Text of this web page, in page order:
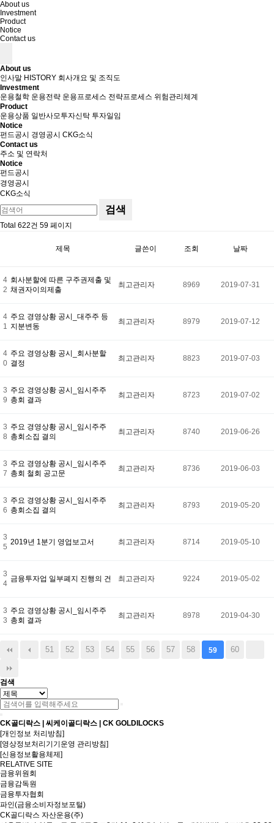
About us
Investment
Product
Notice
Contact us
About us
인사말 HISTORY 회사개요 및 조직도
Investment
운용철학 운용전략 운용프로세스 전략프로세스 위험관리체계
Product
운용상품 일반사모투자신탁 투자일임
Notice
펀드공시
경영공시 CKG소식
Contact us
주소 및 연락처
Notice
펀드공시
경영공시
CKG소식
검색
Total 622건 59 페이지
제목 글쓴이 조회 날짜
4
2
회사분할에 따른 구주권제출 및
채권자이의제출
최고관리자 8969 2019-07-31
4
1
주요 경영상황 공시_대주주 등
지분변동
최고관리자 8979 2019-07-12
4
0
주요 경영상황 공시_회사분할
결정
최고관리자 8823 2019-07-03
3
9
주요 경영상황 공시_임시주주
총회 결과
최고관리자 8723 2019-07-02
3
8
주요 경영상황 공시_임시주주
총회소집 결의
최고관리자 8740 2019-06-26
3
7
주요 경영상황 공시_임시주주
총회 철회 공고문
최고관리자 8736 2019-06-03
3
6
주요 경영상황 공시_임시주주
총회소집 결의
최고관리자 8793 2019-05-20
3
5
2019년 1분기 영업보고서 최고관리자 8714 2019-05-10
3
4
금융투자업 일부폐지 진행의 건 최고관리자 9224 2019-05-02
3
3
주요 경영상황 공시_임시주주
총회 결과
최고관리자 8978 2019-04-30
51 52 53 54 55 56 57 58 59 60
검색
CK골디락스 | 씨케이골디락스 | CK GOLDILOCKS
[개인정보 처리방침]
[영상정보처리기기운영 관리방침]
[신용정보활용체제]
RELATIVE SITE
금융위원회
금융감독원
금융투자협회
파인(금융소비자정보포털)
CK골디락스 자산운용(주)